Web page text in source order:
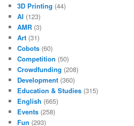
3D Printing (44)
AI (123)
AMR (3)
Art (31)
Cobots (60)
Competition (50)
Crowdfunding (208)
Development (360)
Education & Studies (315)
English (665)
Events (258)
Fun (293)